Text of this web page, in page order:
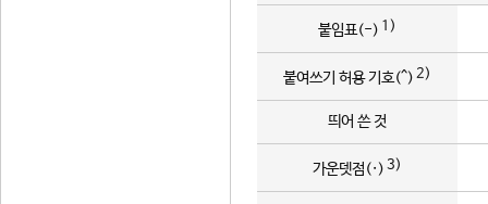
붙임표(-) 1)
붙여쓰기 허용 기호(^) 2)
띄어 쓴 것
가운뎃점(·) 3)